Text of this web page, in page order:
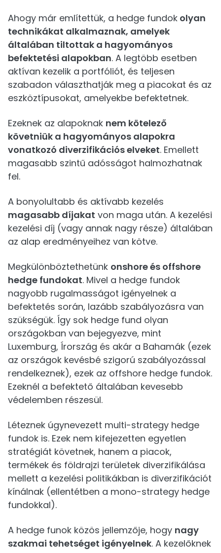
Ahogy már említettük, a hedge fundok olyan
technikákat alkalmaznak, amelyek
általában tiltottak a hagyományos
befektetési alapokban. A legtöbb esetben
aktívan kezelik a portfóliót, és teljesen
szabadon választhatják meg a piacokat és az
eszköztípusokat, amelyekbe befektetnek.
Ezeknek az alapoknak nem kötelező
követniük a hagyományos alapokra
vonatkozó diverzifikációs elveket. Emellett
magasabb szintű adósságot halmozhatnak
fel.
A bonyolultabb és aktívabb kezelés
magasabb díjakat von maga után. A kezelési
kezelési díj (vagy annak nagy része) általában
az alap eredményeihez van kötve.
Megkülönböztethetünk onshore és offshore
hedge fundokat. Mivel a hedge fundok
nagyobb rugalmasságot igényelnek a
befektetés során, lazább szabályozásra van
szükségük. Így sok hedge fund olyan
országokban van bejegyezve, mint
Luxemburg, Írország és akár a Bahamák (ezek
az országok kevésbé szigorú szabályozással
rendelkeznek), ezek az offshore hedge fundok.
Ezeknél a befektető általában kevesebb
védelemben részesül.
Léteznek úgynevezett multi-strategy hedge
fundok is. Ezek nem kifejezetten egyetlen
stratégiát követnek, hanem a piacok,
termékek és földrajzi területek diverzifikálása
mellett a kezelési politikákban is diverzifikációt
kínálnak (ellentétben a mono-strategy hedge
fundokkal).
A hedge funok közös jellemzője, hogy nagy
szakmai tehetséget igényelnek. A kezelőknek